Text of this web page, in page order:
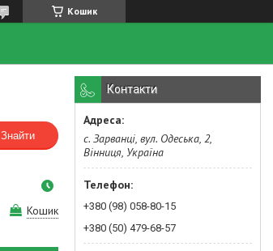
Кошик
Знайти
Кошик
Контакти
с. Зарванці, вул. Одеська, 2,
Вінниця, Україна
+380 (98) 058-80-15
+380 (50) 479-68-57